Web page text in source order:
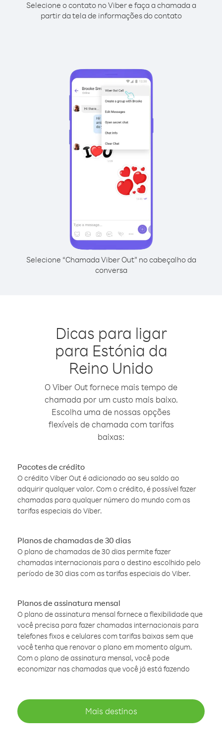
Selecione o contato no Viber e faça a chamada a
partir da tela de informações do contato
Selecione “Chamada Viber Out” no cabeçalho da
conversa
Dicas para ligar
para Estónia da
Reino Unido
O Viber Out fornece mais tempo de
chamada por um custo mais baixo.
Escolha uma de nossas opções
flexíveis de chamada com tarifas
baixas:
Pacotes de crédito
O crédito Viber Out é adicionado ao seu saldo ao
adquirir qualquer valor. Com o crédito, é possível fazer
chamadas para qualquer número do mundo com as
tarifas especiais do Viber.
Planos de chamadas de 30 dias
O plano de chamadas de 30 dias permite fazer
chamadas internacionais para o destino escolhido pelo
período de 30 dias com as tarifas especiais do Viber.
Planos de assinatura mensal
O plano de assinatura mensal fornece a flexibilidade que
você precisa para fazer chamadas internacionais para
telefones fixos e celulares com tarifas baixas sem que
você tenha que renovar o plano em momento algum.
Com o plano de assinatura mensal, você pode
economizar nas chamadas que você já está fazendo
Mais destinos